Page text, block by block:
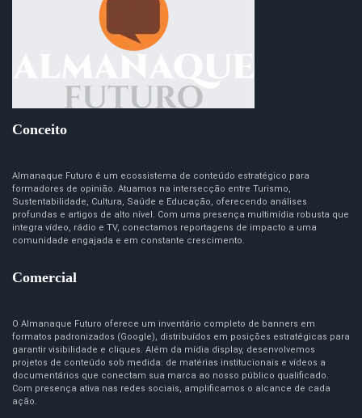
Conceito
Almanaque Futuro é um ecossistema de conteúdo estratégico para
formadores de opinião. Atuamos na intersecção entre Turismo,
Sustentabilidade, Cultura, Saúde e Educação, oferecendo análises
profundas e artigos de alto nível. Com uma presença multimídia robusta que
integra vídeo, rádio e TV, conectamos reportagens de impacto a uma
comunidade engajada e em constante crescimento.
Comercial
O Almanaque Futuro oferece um inventário completo de banners em
formatos padronizados (Google), distribuídos em posições estratégicas para
garantir visibilidade e cliques. Além da mídia display, desenvolvemos
projetos de conteúdo sob medida: de matérias institucionais e vídeos a
documentários que conectam sua marca ao nosso público qualificado.
Com presença ativa nas redes sociais, amplificamos o alcance de cada
ação.